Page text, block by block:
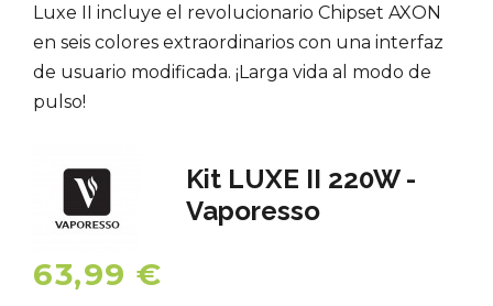
Luxe II incluye el revolucionario Chipset AXON
en seis colores extraordinarios con una interfaz
de usuario modificada. ¡Larga vida al modo de
pulso!
Kit LUXE II 220W -
Vaporesso
63,99 €